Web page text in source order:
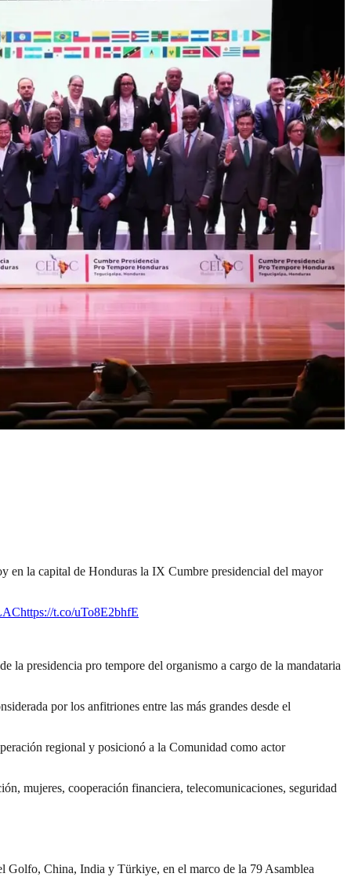
en la capital de Honduras la IX Cumbre presidencial del mayor
https://t.co/uTo8E2bhfE
la presidencia pro tempore del organismo a cargo de la mandataria
por los anfitriones entre las más grandes desde el
regional y posicionó a la Comunidad como actor
mujeres, cooperación financiera, telecomunicaciones, seguridad
Golfo, China, India y Türkiye, en el marco de la 79 Asamblea